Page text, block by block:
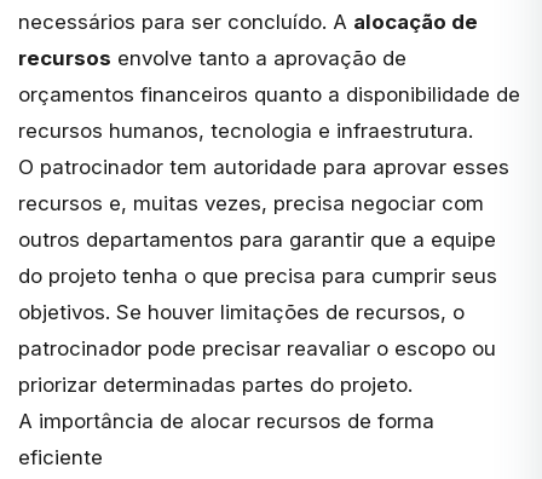
necessários para ser concluído. A alocação de
recursos envolve tanto a aprovação de
orçamentos financeiros quanto a disponibilidade de
recursos humanos, tecnologia e infraestrutura.
O patrocinador tem autoridade para aprovar esses
recursos e, muitas vezes, precisa negociar com
outros departamentos para garantir que a equipe
do projeto tenha o que precisa para cumprir seus
objetivos. Se houver limitações de recursos, o
patrocinador pode precisar reavaliar o escopo ou
priorizar determinadas partes do projeto.
A importância de alocar recursos de forma
eficiente